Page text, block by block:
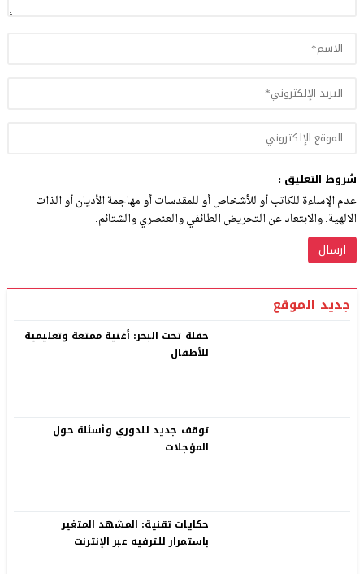
شروط التعليق :
عدم الإساءة للكاتب أو للأشخاص أو للمقدسات أو مهاجمة الأديان أو الذات
الالهية. والابتعاد عن التحريض الطائفي والعنصري والشتائم.
جديد الموقع
حفلة تحت البحر: أغنية ممتعة وتعليمية
للأطفال
توقف جديد للدوري وأسئلة حول
المؤجلات
حكايات تقنية: المشهد المتغير
باستمرار للترفيه عبر الإنترنت